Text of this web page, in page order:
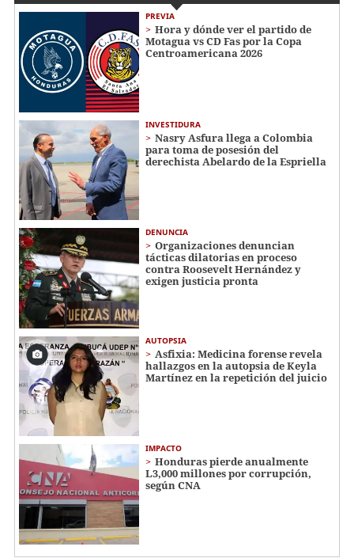
PREVIA
Hora y dónde ver el partido de
Motagua vs CD Fas por la Copa
Centroamericana 2026
INVESTIDURA
Nasry Asfura llega a Colombia
para toma de posesión del
derechista Abelardo de la Espriella
DENUNCIA
Organizaciones denuncian
tácticas dilatorias en proceso
contra Roosevelt Hernández y
exigen justicia pronta
AUTOPSIA
Asfixia: Medicina forense revela
hallazgos en la autopsia de Keyla
Martínez en la repetición del juicio
IMPACTO
Honduras pierde anualmente
L3,000 millones por corrupción,
según CNA